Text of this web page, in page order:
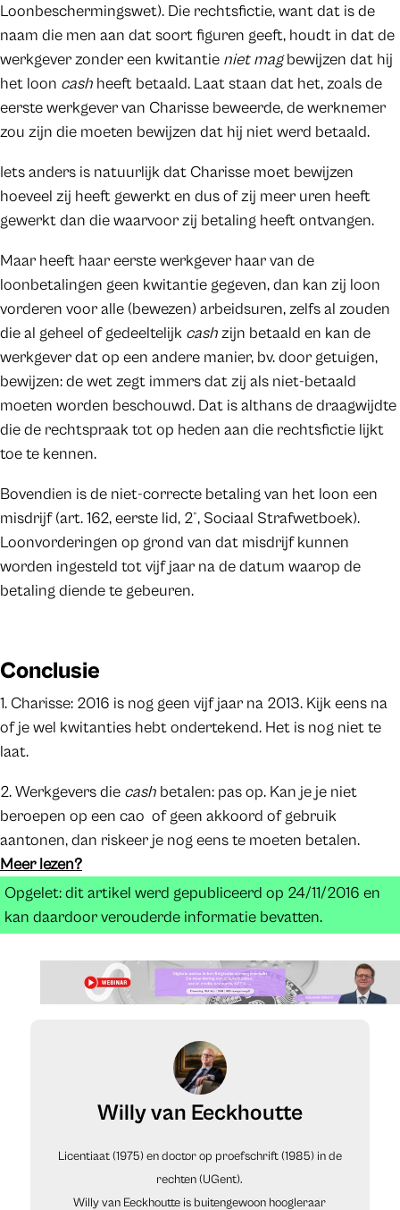
Loonbeschermingswet). Die rechtsfictie, want dat is de
naam die men aan dat soort figuren geeft, houdt in dat de
werkgever zonder een kwitantie niet magbewijzen dat hij
het loon cash heeft betaald. Laat staan dat het, zoals de
eerste werkgever van Charisse beweerde, de werknemer
zou zijn die moeten bewijzen dat hij niet werd betaald.
Iets anders is natuurlijk dat Charisse moet bewijzen
hoeveel zij heeft gewerkt en dus of zij meer uren heeft
gewerkt dan die waarvoor zij betaling heeft ontvangen.
Maar heeft haar eerste werkgever haar van de
loonbetalingen geen kwitantie gegeven, dan kan zij loon
vorderen voor alle (bewezen) arbeidsuren, zelfs al zouden
die al geheel of gedeeltelijk cashzijn betaald en kan de
werkgever dat op een andere manier, bv. door getuigen,
bewijzen: de wet zegt immers dat zij als niet-betaald
moeten worden beschouwd. Dat is althans de draagwijdte
die de rechtspraak tot op heden aan die rechtsfictie lijkt
toe te kennen.
Bovendien is de niet-correcte betaling van het loon een
misdrijf (art. 162, eerste lid, 2°, Sociaal Strafwetboek).
Loonvorderingen op grond van dat misdrijf kunnen
worden ingesteld tot vijf jaar na de datum waarop de
betaling diende te gebeuren.
Conclusie
1. Charisse: 2016 is nog geen vijf jaar na 2013. Kijk eens na
of je wel kwitanties hebt ondertekend. Het is nog niet te
laat.
2. Werkgevers die cash betalen: pas op. Kan je je niet
beroepen op een cao of geen akkoord of gebruik
aantonen, dan riskeer je nog eens te moeten betalen.
Meer lezen?
Opgelet: dit artikel werd gepubliceerd op 24/11/2016 en
kan daardoor verouderde informatie bevatten.
Willy van Eeckhoutte
Licentiaat (1975) en doctor op proefschrift (1985) in de
rechten (UGent).
Willy van Eeckhoutte is buitengewoon hoogleraar